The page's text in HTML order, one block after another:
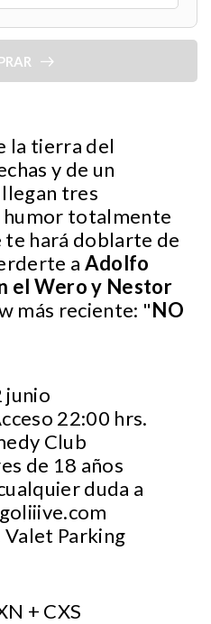
la tierra del
y de un
tres
humor totalmente
te hará doblarte de
a Adolfo
el Wero y Nestor
más reciente: "NO
junio
22:00 hrs.
Club
de 18 años
duda a
Parking
+ CXS